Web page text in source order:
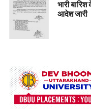
भारी
आदेश जारी